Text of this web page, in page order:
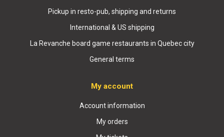
Pickup in resto-pub, shipping and returns
International & US shipping
La Revanche board game restaurants in Quebec city
General terms
My account
Account information
My orders